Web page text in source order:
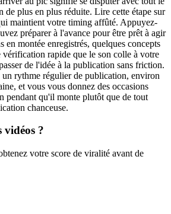
de plus en plus réduite. Lire cette étape sur
maintient votre timing affûté. Appuyez-
préparer à l'avance pour être prêt à agir
en montée enregistrés, quelques concepts
rapide que le son colle à votre
de l'idée à la publication sans friction.
un rythme régulier de publication, environ
et vous vous donnez des occasions
pendant qu'il monte plutôt que de tout
chanceuse.
vidéos ?
votre score de viralité avant de